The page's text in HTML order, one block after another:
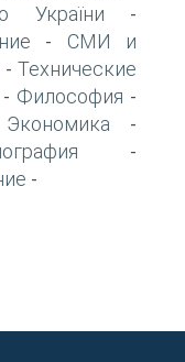
України -
- СМИ и
- Технические
- Философия -
Экономика -
-
-